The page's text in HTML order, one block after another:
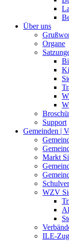
Über uns
Organe
Support
Gemeinden |
Markt
WZV
ILE-